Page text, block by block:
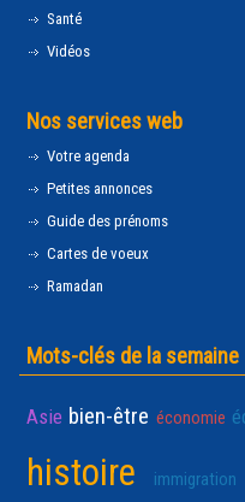
Santé
Vidéos
Nos services web
Votre agenda
Petites annonces
Guide des prénoms
Cartes de voeux
Ramadan
Mots-clés de la semaine
Asie bien-être économie
histoire immigration